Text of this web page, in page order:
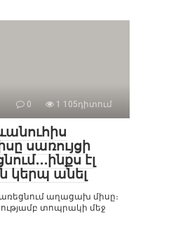
0 1 105դիտում
սառույցի
էլ
կերպ անել
աղացախ միսը։
տոպրակի մեջ